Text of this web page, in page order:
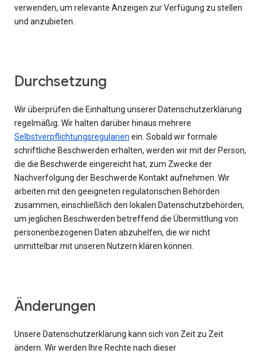
verwenden, um relevante Anzeigen zur Verfügung zu stellen
und anzubieten.
Durchsetzung
Wir überprüfen die Einhaltung unserer Datenschutzerklärung
regelmäßig. Wir halten darüber hinaus mehrere
Selbstverpflichtungsregularien ein. Sobald wir formale
schriftliche Beschwerden erhalten, werden wir mit der Person,
die die Beschwerde eingereicht hat, zum Zwecke der
Nachverfolgung der Beschwerde Kontakt aufnehmen. Wir
arbeiten mit den geeigneten regulatorischen Behörden
zusammen, einschließlich den lokalen Datenschutzbehörden,
um jeglichen Beschwerden betreffend die Übermittlung von
personenbezogenen Daten abzuhelfen, die wir nicht
unmittelbar mit unseren Nutzern klären können.
Änderungen
Unsere Datenschutzerklärung kann sich von Zeit zu Zeit
ändern. Wir werden Ihre Rechte nach dieser